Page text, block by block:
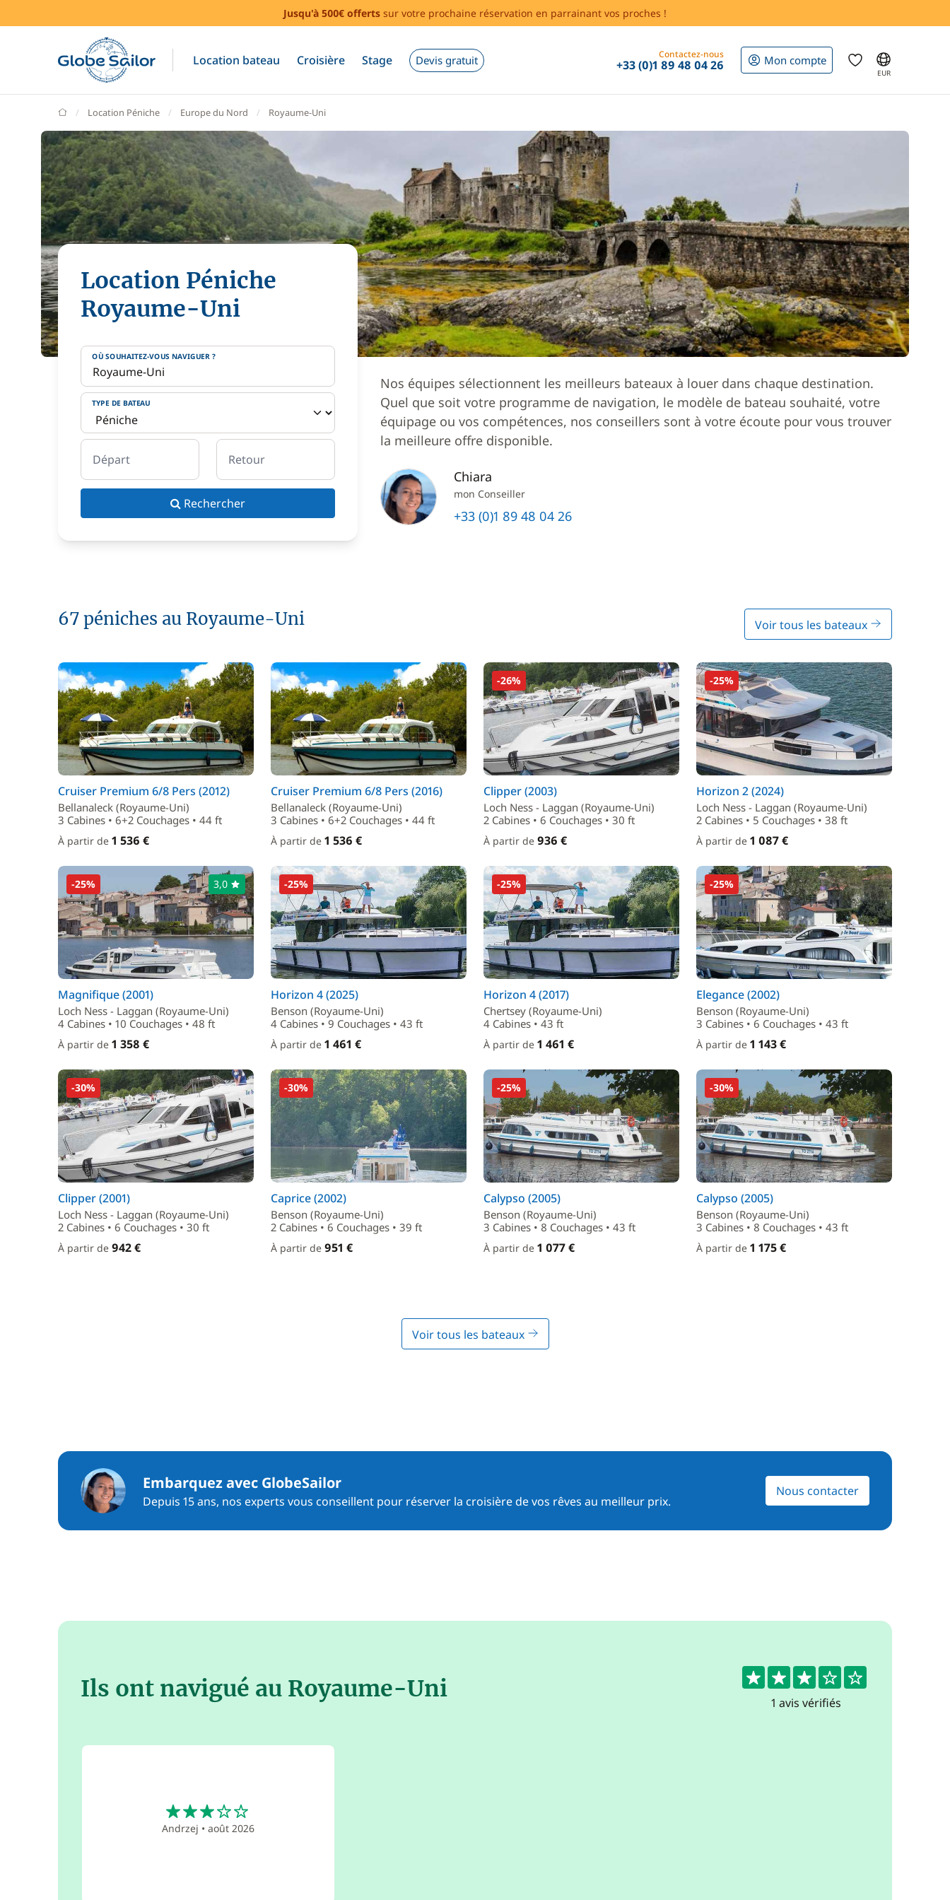
Jusqu'à 500€ offerts sur votre prochaine réservation en parrainant vos proches !
Location bateau Croisière Stage Devis gratuit Contactez-nous
+33 (0)1 89 48 04 26 Mon compte
EUR
GlobeSailor
Location Péniche Europe du Nord Royaume-Uni
Location Péniche
Royaume-Uni
OÙ SOUHAITEZ-VOUS NAVIGUER ?
TYPE DE BATEAU
Départ Retour
Rechercher
Nos équipes sélectionnent les meilleurs bateaux à louer dans chaque destination.
Quel que soit votre programme de navigation, le modèle de bateau souhaité, votre
équipage ou vos compétences, nos conseillers sont à votre écoute pour vous trouver
la meilleure offre disponible.
Chiara
mon Conseiller
+33 (0)1 89 48 04 26
67 péniches au Royaume-Uni Voir tous les bateaux
Cruiser Premium 6/8 Pers (2012)
Bellanaleck (Royaume-Uni)
3 Cabines • 6+2 Couchages • 44 ft
À partir de 1 536 €
Cruiser Premium 6/8 Pers (2016)
Bellanaleck (Royaume-Uni)
3 Cabines • 6+2 Couchages • 44 ft
À partir de 1 536 €
-26%
Clipper (2003)
Loch Ness - Laggan (Royaume-Uni)
2 Cabines • 6 Couchages • 30 ft
À partir de 936 €
-25%
Horizon 2 (2024)
Loch Ness - Laggan (Royaume-Uni)
2 Cabines • 5 Couchages • 38 ft
À partir de 1 087 €
-25% 3,0
Magnifique (2001)
Loch Ness - Laggan (Royaume-Uni)
4 Cabines • 10 Couchages • 48 ft
À partir de 1 358 €
-25%
Horizon 4 (2025)
Benson (Royaume-Uni)
4 Cabines • 9 Couchages • 43 ft
À partir de 1 461 €
-25%
Horizon 4 (2017)
Chertsey (Royaume-Uni)
4 Cabines • 43 ft
À partir de 1 461 €
-25%
Elegance (2002)
Benson (Royaume-Uni)
3 Cabines • 6 Couchages • 43 ft
À partir de 1 143 €
-30%
Clipper (2001)
Loch Ness - Laggan (Royaume-Uni)
2 Cabines • 6 Couchages • 30 ft
À partir de 942 €
-30%
Caprice (2002)
Benson (Royaume-Uni)
2 Cabines • 6 Couchages • 39 ft
À partir de 951 €
-25%
Calypso (2005)
Benson (Royaume-Uni)
3 Cabines • 8 Couchages • 43 ft
À partir de 1 077 €
-30%
Calypso (2005)
Benson (Royaume-Uni)
3 Cabines • 8 Couchages • 43 ft
À partir de 1 175 €
Voir tous les bateaux
Embarquez avec GlobeSailor
Depuis 15 ans, nos experts vous conseillent pour réserver la croisière de vos rêves au meilleur prix.
Nous contacter
3
1 avis vérifiés
Ils ont navigué au Royaume-Uni
Andrzej •août 2026